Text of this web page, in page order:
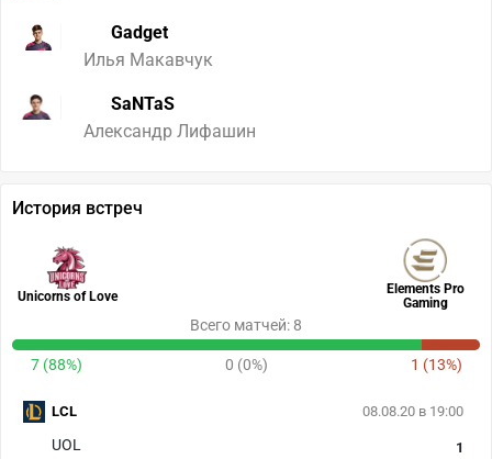
Gadget
Илья Макавчук
SaNTaS
Александр Лифашин
История встреч
Unicorns of Love
Elements Pro
Gaming
Всего матчей: 8
7 (88%) 0 (0%) 1 (13%)
08.08.20 в 19:00
UOL
1
LCL